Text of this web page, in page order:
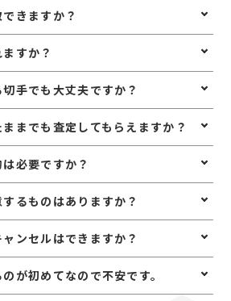
のままお持ち込みいただくのがおすす
定可能です。シート切手はもちろん、
きますか？
も査定できる場合があります。普通切
すか？
買取対象です。シートのほうが評価し
手でも大丈夫ですか？
定額に影響しますが、まずは拝見いた
までも査定してもらえますか？
問題ありません。無理に整理したり取
必要ですか？
せんのでいつでもお越しいただけます
案内できます。
るものはありますか？
(運転免許証、マイナンバーカード、
ンセルはできますか？
ただけない場合は、もちろんキャンセ
が初めてなので不安です。